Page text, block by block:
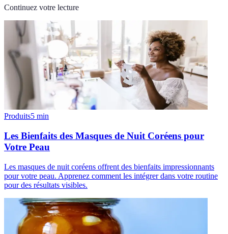
Continuez votre lecture
Produits5 min
Les Bienfaits des Masques de Nuit Coréens pour
Votre Peau
Les masques de nuit coréens offrent des bienfaits impressionnants
pour votre peau. Apprenez comment les intégrer dans votre routine
pour des résultats visibles.